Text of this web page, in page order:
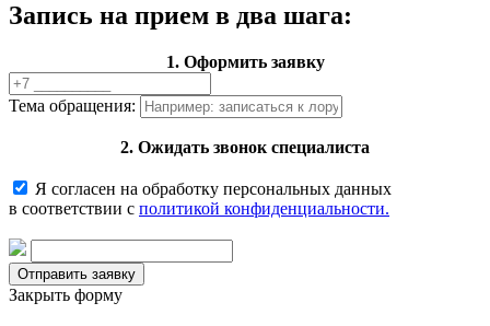
Запись на прием в два шага:
1. Оформить заявку
Тема обращения:
2. Ожидать звонок специалиста
Я согласен на обработку персональных данных
в соответствии с политикой конфиденциальности.
Закрыть форму